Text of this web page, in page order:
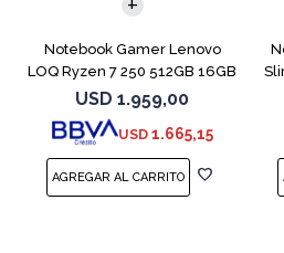
Notebook Gamer Lenovo
LOQ Ryzen 7 250 512GB 16GB
RTX 5060
USD 1.959,00
USD 1.665,15